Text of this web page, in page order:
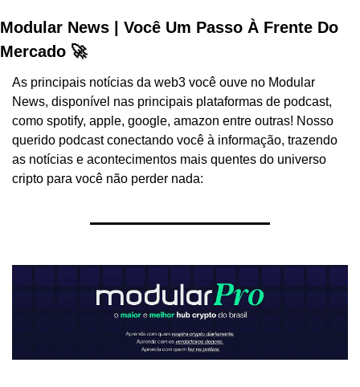
Modular News | Você Um Passo À Frente Do
Mercado 🚀
As principais notícias da web3 você ouve no Modular
News, disponível nas principais plataformas de podcast,
como spotify, apple, google, amazon entre outras! Nosso
querido podcast conectando você à informação, trazendo
as notícias e acontecimentos mais quentes do universo
cripto para você não perder nada: